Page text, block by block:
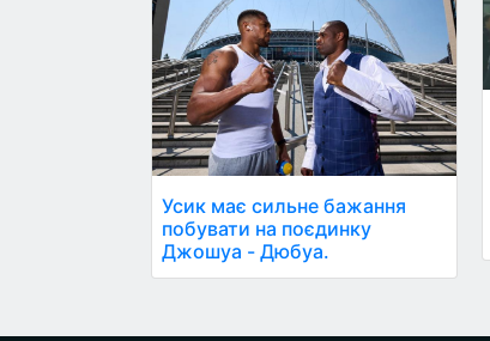
Усик має сильне бажання
побувати на поєдинку
Джошуа - Дюбуа.